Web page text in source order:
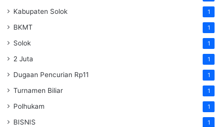
Kabupaten Solok 1
BKMT 1
Solok 1
2 Juta 1
Dugaan Pencurian Rp11 1
Turnamen Biliar 1
Polhukam 1
BISNIS 1